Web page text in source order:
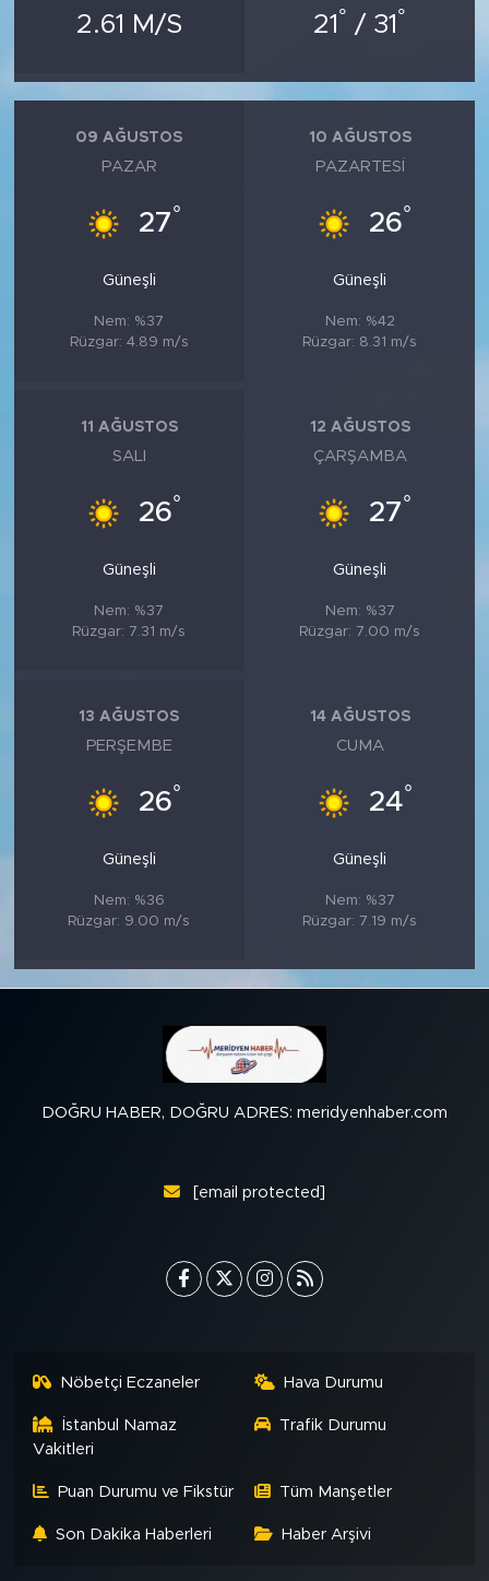
2.61 M/S 21 ° / 31 °
09 AĞUSTOS
PAZAR
27°
Güneşli
Nem: %37
Rüzgar: 4.89 m/s
10 AĞUSTOS
PAZARTESI
26°
Güneşli
Nem: %42
Rüzgar: 8.31 m/s
11 AĞUSTOS
SALI
26°
Güneşli
Nem: %37
Rüzgar: 7.31 m/s
12 AĞUSTOS
ÇARŞAMBA
27°
Güneşli
Nem: %37
Rüzgar: 7.00 m/s
13 AĞUSTOS
PERŞEMBE
26°
Güneşli
Nem: %36
Rüzgar: 9.00 m/s
14 AĞUSTOS
CUMA
24°
Güneşli
Nem: %37
Rüzgar: 7.19 m/s
DOĞRU HABER, DOĞRU ADRES: meridyenhaber.com
[email protected]
Nöbetçi Eczaneler Hava Durumu
İstanbul Namaz
Vakitleri
Trafik Durumu
Puan Durumu ve Fikstür Tüm Manşetler
Son Dakika Haberleri Haber Arşivi
FOTO GALERİ
VİDEOLAR
ALINTI YAZARLAR
SOSYAL MEDYA